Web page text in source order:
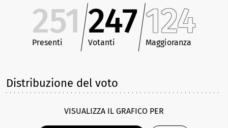
251
Presenti
247
Votanti
124
Maggioranza
Distribuzione del voto
VISUALIZZA IL GRAFICO PER